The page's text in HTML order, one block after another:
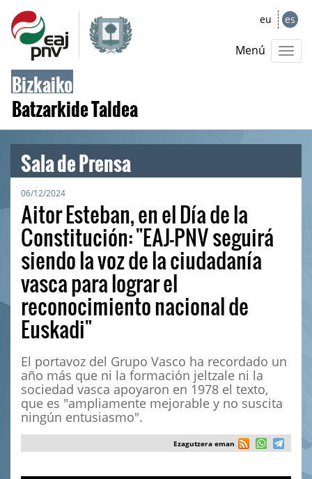
Bizkaiko
Batzarkide Taldea
eu es
Menú
Sala de Prensa
06/12/2024
Aitor Esteban, en el Día de la
Constitución: "EAJ-PNV seguirá
siendo la voz de la ciudadanía
vasca para lograr el
reconocimiento nacional de
Euskadi"
El portavoz del Grupo Vasco ha recordado un
año más que ni la formación jeltzale ni la
sociedad vasca apoyaron en 1978 el texto,
que es "ampliamente mejorable y no suscita
ningún entusiasmo".
Ezagutzera eman